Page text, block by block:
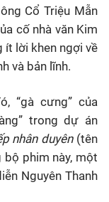
Cổ Triệu Mẫn
cố nhà văn Kim
ít lời khen ngợi về
và bản lĩnh.
“gà cưng” của
trong dự án
nhân duyên(tên
phim này, một
Nguyên Thanh